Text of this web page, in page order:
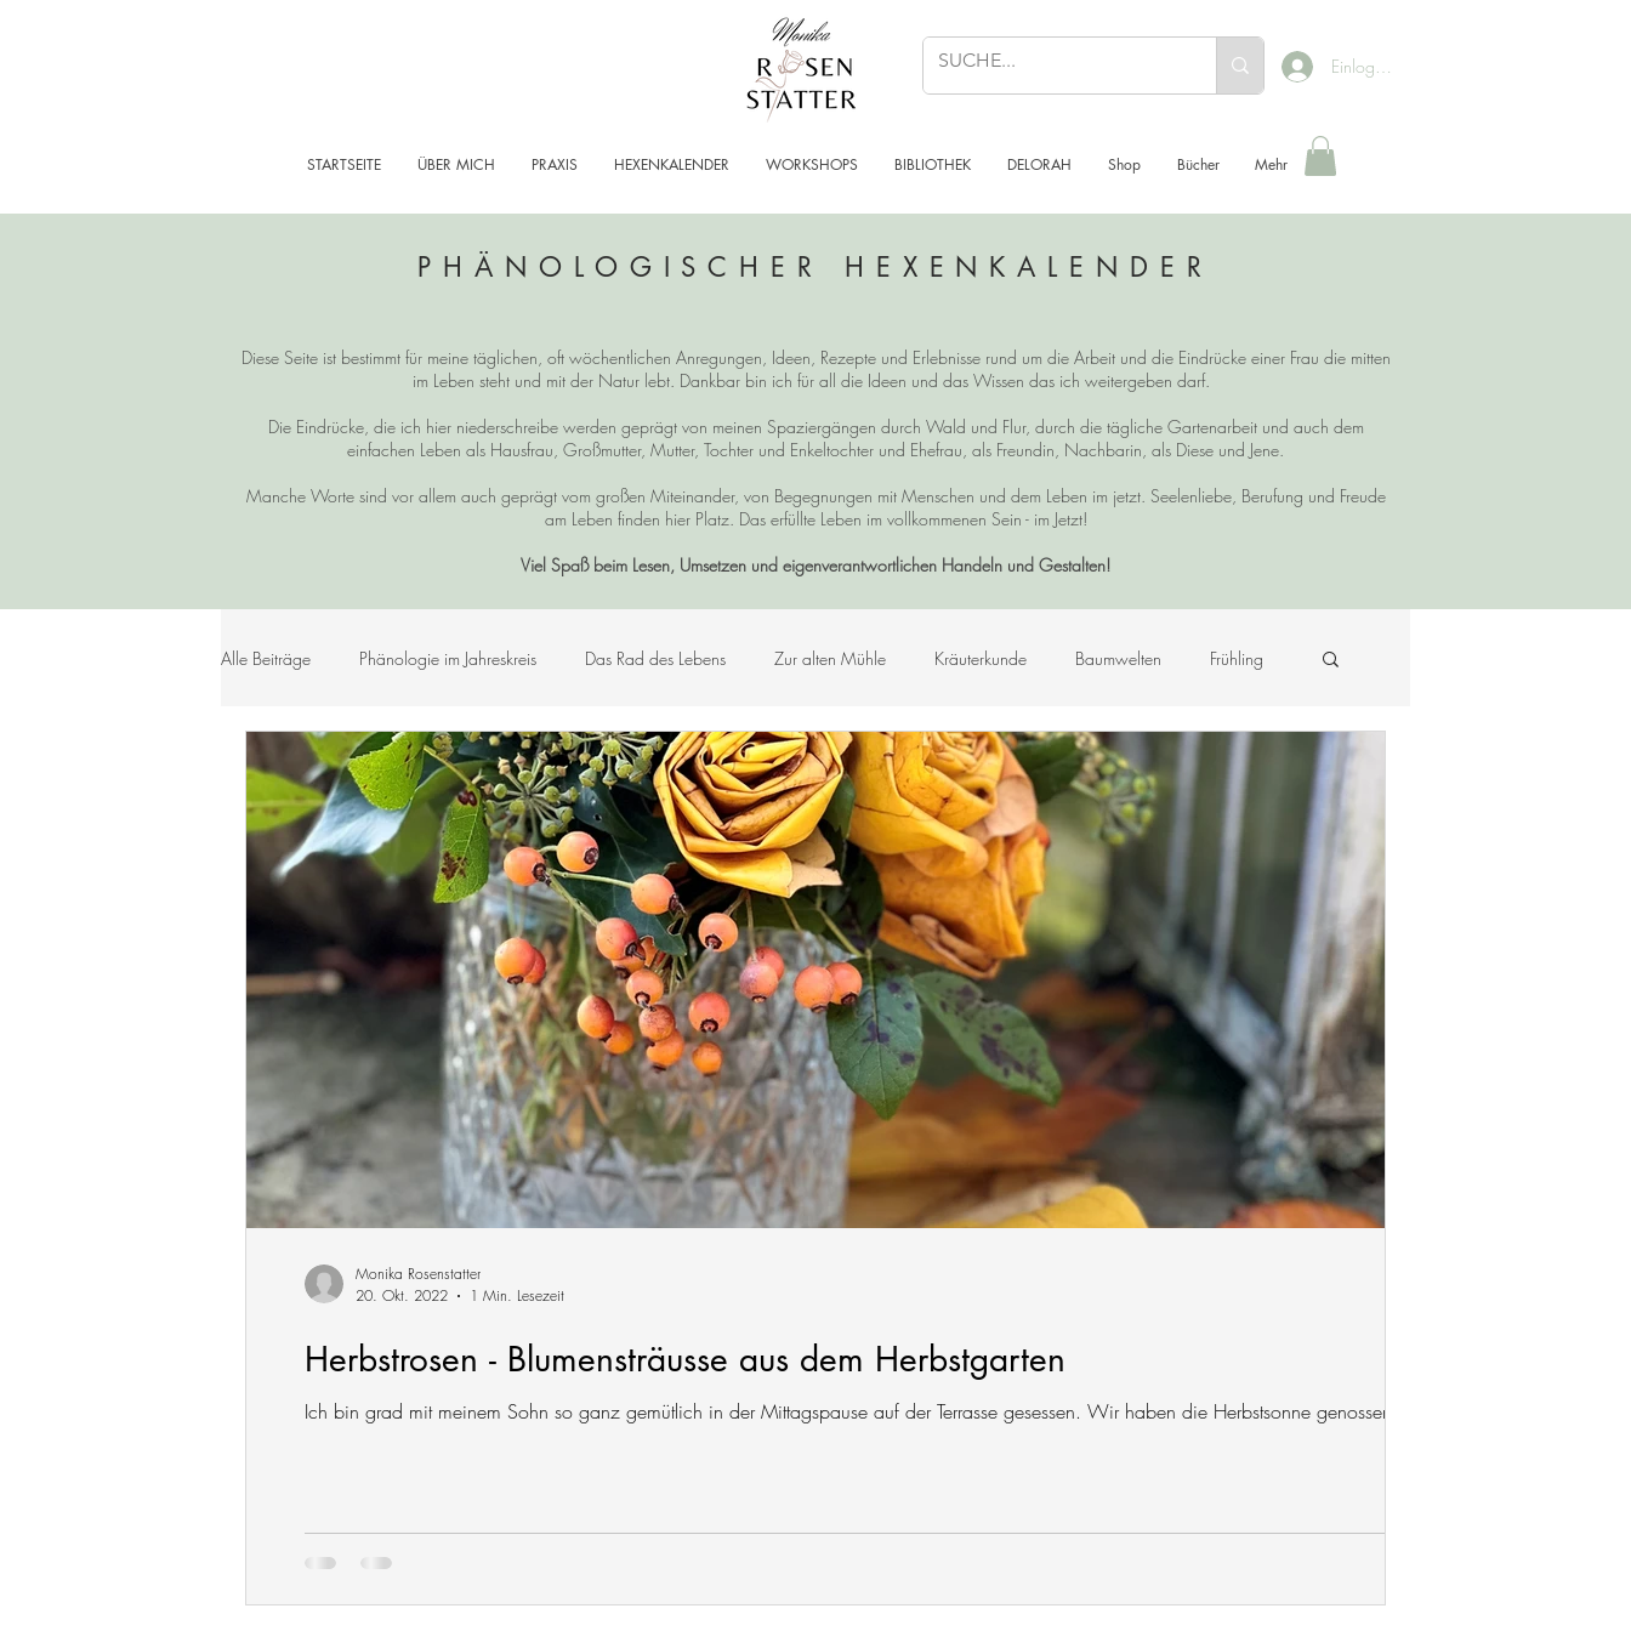
Einloggen
STARTSEITE ÜBER MICH PRAXIS HEXENKALENDER WORKSHOPS BIBLIOTHEK DELORAH Shop Bücher Mehr
PHÄNOLOGISCHER HEXENKALENDER
Diese Seite ist bestimmt für meine täglichen, oft wöchentlichen Anregungen, Ideen, Rezepte und Erlebnisse rund um die Arbeit und die Eindrücke einer Frau die mitten
im Leben steht und mit der Natur lebt. Dankbar bin ich für all die Ideen und das Wissen das ich weitergeben darf.
Die Eindrücke, die ich hier niederschreibe werden geprägt von meinen Spaziergängen durch Wald und Flur, durch die tägliche Gartenarbeit und auch dem
einfachen Leben als Hausfrau, Großmutter, Mutter, Tochter und Enkeltochter und Ehefrau, als Freundin, Nachbarin, als Diese und Jene.
Manche Worte sind vor allem auch geprägt vom großen Miteinander, von Begegnungen mit Menschen und dem Leben im jetzt. Seelenliebe, Berufung und Freude
am Leben finden hier Platz. Das erfüllte Leben im vollkommenen Sein - im Jetzt!
Viel Spaß beim Lesen, Umsetzen und eigenverantwortlichen Handeln und Gestalten!
Alle Beiträge Phänologie im Jahreskreis Das Rad des Lebens Zur alten Mühle Kräuterkunde Baumwelten Frühling
Sommer Herbst Winter Log-Buch Garten Wald Sternenzeit Steinzeit Krafttier - Botschaften
Lebensleichte Ernährung Naturkosmetik Chakralehre Angelart - Engelwelt Kabbalah Kraft des Ortes
Herzenslieder Bastelideen Kunst-Hand-Werk Rat der 13 Großmütter Adventkalender 2021 Hildegard von Bingen
Geschichtenkiste Gedichte, Sprüche und Zitate
Herbstrosen - Blumensträusse aus dem Herbstgarten
Ich bin grad mit meinem Sohn so ganz gemütlich in der Mittagspause auf der Terrasse gesessen. Wir haben die Herbstsonne genossen,...
Monika Rosenstatter
20. Okt. 2022
1 Min. Lesezeit